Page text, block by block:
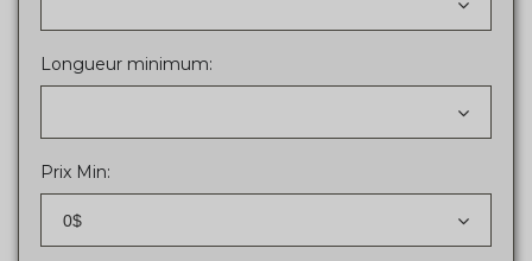
Longueur minimum:
Prix Min:
0$